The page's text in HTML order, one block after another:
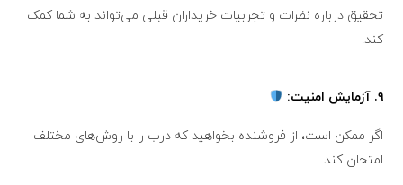
تحقیق درباره نظرات و تجربیات خریداران قبلی می‌تواند به شما کمک
کند.
۹. آزمایش امنیت:
اگر ممکن است، از فروشنده بخواهید که درب را با روش‌های مختلف
امتحان کند.